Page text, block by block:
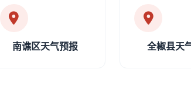
南谯区天气预报 全椒县天